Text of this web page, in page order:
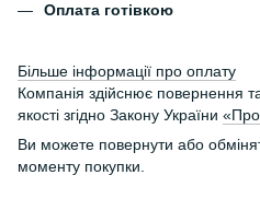
Оплата готівкою
Більше інформації про оплату
Компанія здійснює повернення
якості згідно Закону України «Про
Ви можете повернути або
моменту покупки.